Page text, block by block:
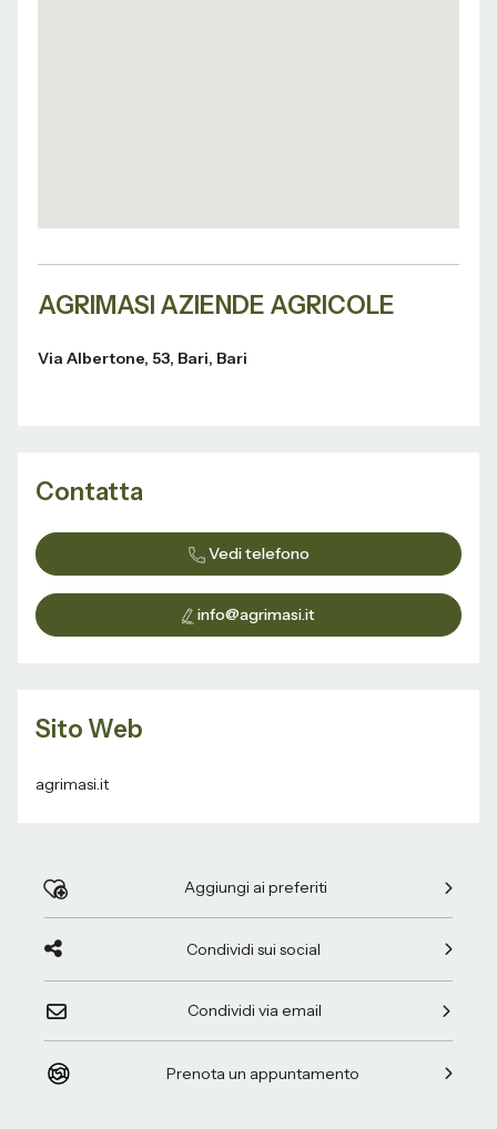
AGRIMASI AZIENDE AGRICOLE
Via Albertone, 53, Bari, Bari
Contatta
Vedi telefono
info@agrimasi.it
Sito Web
agrimasi.it
Aggiungi ai preferiti
Condividi sui social
Condividi via email
Prenota un appuntamento